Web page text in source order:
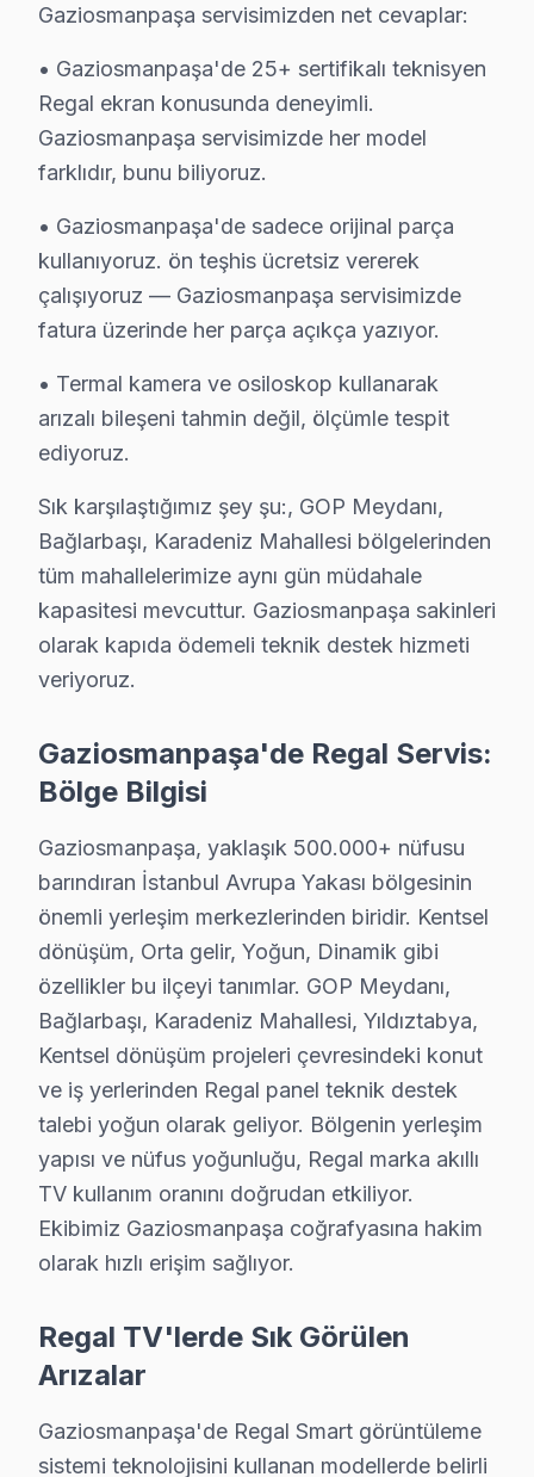
Port ve Bağlantı Tamiri: HDMI, USB ve optik ses
» Gaziosmanpaşa genelinde mobil servis ekibimizle
Regal Servisi Garanti ve Sonrası Destek
Gaziosmanpaşa Regal TV Servis Garanti Belgesi - 1 Yıl Parça
• 6 aylık işçilik güvencesi: Gaziosmanpaşa'de Regal
• Regal yedek parça garantisi: Gaziosmanpaşa'de
• İmzalı Regal garanti belgesi: Gaziosmanpaşa servis
• Gaziosmanpaşa Regal sonrası destek: Merak
Gaziosmanpaşa Regal Servis Bölge Kapsamı
Gaziosmanpaşa'de Regal servis kapsamımız GOP
GOP Meydanı yakınındaki Regal kullanıcıları
Ekibimiz GOP Meydanı ve Bağlarbaşı odaklarına
Gaziosmanpaşa Regal TV Servisi – Sık
S: Gaziosmanpaşa'de arıza tespit nasıl yapılıyor?
S: Gaziosmanpaşa'de ekran donması ya da
C: Panel teknolojisine, LED aydınlatma sistemine, T-
S: Gaziosmanpaşa'de ekran açılıp kapanması ne
C: Standby sorunudur. Güç kartı arızası, anakart
S: "Turuncu ışık yanıyor ama televizyon ünitesi
C: Standby modu çalışıyor ama ana devre sorun
S: Gaziosmanpaşa'de WiFi/Ethernet bağlanmıyor
C: Smart panel'lerde ağ modülü arızası, yazılım
S: Gaziosmanpaşa'de hangi arızalarda tamir yapılır,
C: Panel piksel arızası, dallanma, tam kararma
S: Gaziosmanpaşa'de Regal akıllı TV'lerde en sık
C: Gaziosmanpaşa servisimizde Regal Uzaktan
S: Gaziosmanpaşa'de Regal 4K modeli modelinde
C: Gaziosmanpaşa'de Regal 4K modeli modelinde
C: Gaziosmanpaşa servisimize başvurmadan önce
Gaziosmanpaşa sakinleri için Regal televizyon
Gaziosmanpaşa servisimizden net cevaplar:
• Gaziosmanpaşa'de 25+ sertifikalı teknisyen
Regal ekran konusunda deneyimli.
Gaziosmanpaşa servisimizde her model
farklıdır, bunu biliyoruz.
• Gaziosmanpaşa'de sadece orijinal parça
kullanıyoruz. ön teşhis ücretsiz vererek
çalışıyoruz — Gaziosmanpaşa servisimizde
fatura üzerinde her parça açıkça yazıyor.
• Termal kamera ve osiloskop kullanarak
arızalı bileşeni tahmin değil, ölçümle tespit
ediyoruz.
Sık karşılaştığımız şey şu:, GOP Meydanı,
Bağlarbaşı, Karadeniz Mahallesi bölgelerinden
tüm mahallelerimize aynı gün müdahale
kapasitesi mevcuttur. Gaziosmanpaşa sakinleri
olarak kapıda ödemeli teknik destek hizmeti
veriyoruz.
Gaziosmanpaşa'de Regal Servis:
Bölge Bilgisi
Gaziosmanpaşa, yaklaşık 500.000+ nüfusu
barındıran İstanbul Avrupa Yakası bölgesinin
önemli yerleşim merkezlerinden biridir. Kentsel
dönüşüm, Orta gelir, Yoğun, Dinamik gibi
özellikler bu ilçeyi tanımlar. GOP Meydanı,
Bağlarbaşı, Karadeniz Mahallesi, Yıldıztabya,
Kentsel dönüşüm projeleri çevresindeki konut
ve iş yerlerinden Regal panel teknik destek
talebi yoğun olarak geliyor. Bölgenin yerleşim
yapısı ve nüfus yoğunluğu, Regal marka akıllı
TV kullanım oranını doğrudan etkiliyor.
Ekibimiz Gaziosmanpaşa coğrafyasına hakim
olarak hızlı erişim sağlıyor.
Regal TV'lerde Sık Görülen
Arızalar
Gaziosmanpaşa'de Regal Smart görüntüleme
sistemi teknolojisini kullanan modellerde belirli